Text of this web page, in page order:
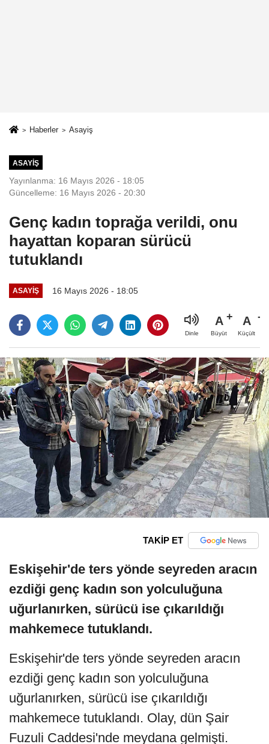
Haberler Asayiş
ASAYIŞ
Yayınlanma: 16 Mayıs 2026 - 18:05
Güncelleme: 16 Mayıs 2026 - 20:30
Genç kadın toprağa verildi, onu
hayattan koparan sürücü
tutuklandı
ASAYIŞ 16 Mayıs 2026 - 18:05
Dinle
A
Büyüt
A
Küçült
TAKİP ET
Eskişehir'de ters yönde seyreden aracın
ezdiği genç kadın son yolculuğuna
uğurlanırken, sürücü ise çıkarıldığı
mahkemece tutuklandı.
Eskişehir'de ters yönde seyreden aracın
ezdiği genç kadın son yolculuğuna
uğurlanırken, sürücü ise çıkarıldığı
mahkemece tutuklandı. Olay, dün Şair
Fuzuli Caddesi'nde meydana gelmişti.